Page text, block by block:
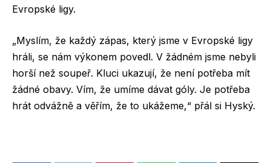
Evropské ligy.
„Myslím, že každý zápas, který jsme v Evropské ligy
hráli, se nám výkonem povedl. V žádném jsme nebyli
horší než soupeř. Kluci ukazují, že není potřeba mít
žádné obavy. Vím, že umíme dávat góly. Je potřeba
hrát odvážně a věřím, že to ukážeme,“ přál si Hyský.